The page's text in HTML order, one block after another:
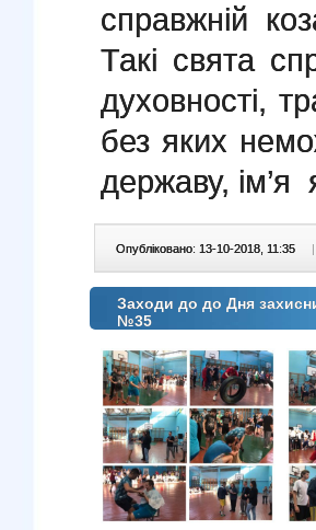
справжній
Такі свята
духовності,
без яких
державу, ім’я
Опубліковано: 13-10-2018, 11:35 |
Заходи до до Дня
№35